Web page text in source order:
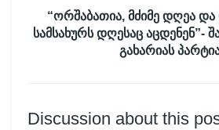
“ორშაბათია, მძიმე დღეა
სამსახურს დღესაც აცდენენ”-
გახარიას
Discussion about this